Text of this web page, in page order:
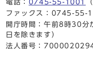
電話： 0745-55-1001
ファックス：0745-55-
開庁時間：午前8時30分
日を除きます）
法人番号：